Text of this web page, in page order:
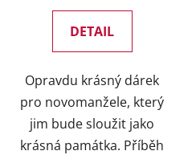
DETAIL
Opravdu krásný dárek
pro novomanžele, který
jim bude sloužit jako
krásná památka. Příběh